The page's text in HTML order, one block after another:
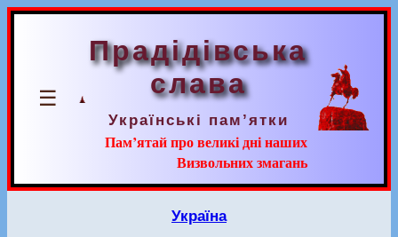
☰
Прадідівська
слава
Українські пам’ятки
Пам’ятай про великі дні наших
Визвольних змагань
Україна